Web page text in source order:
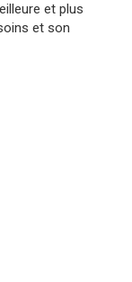
et plus
et son